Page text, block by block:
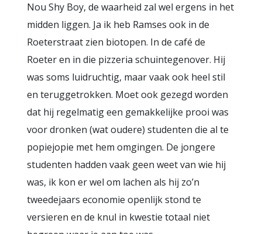
Nou Shy Boy, de waarheid zal wel ergens in het
midden liggen. Ja ik heb Ramses ook in de
Roeterstraat zien biotopen. In de café de
Roeter en in die pizzeria schuintegenover. Hij
was soms luidruchtig, maar vaak ook heel stil
en teruggetrokken. Moet ook gezegd worden
dat hij regelmatig een gemakkelijke prooi was
voor dronken (wat oudere) studenten die al te
popiejopie met hem omgingen. De jongere
studenten hadden vaak geen weet van wie hij
was, ik kon er wel om lachen als hij zo’n
tweedejaars economie openlijk stond te
versieren en de knul in kwestie totaal niet